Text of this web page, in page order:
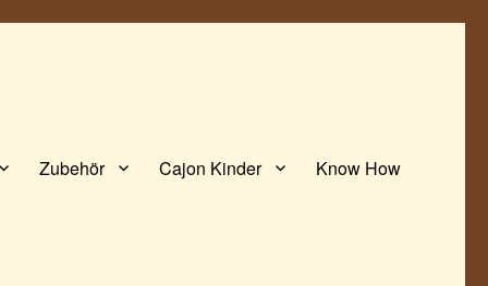
Zubehör Cajon Kinder Know How